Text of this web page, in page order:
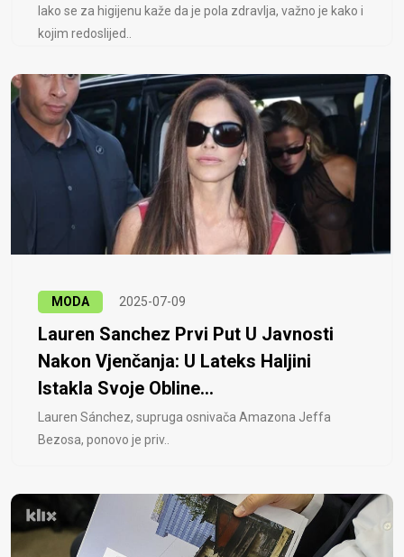
Iako se za higijenu kaže da je pola zdravlja, važno je kako i
kojim redoslijed..
MODA 2025-07-09
Lauren Sanchez Prvi Put U Javnosti
Nakon Vjenčanja: U Lateks Haljini
Istakla Svoje Obline...
Lauren Sánchez, supruga osnivača Amazona Jeffa
Bezosa, ponovo je priv..